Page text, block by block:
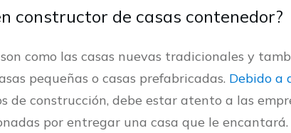
constructor de casas contenedor?
como las casas nuevas tradicionales y
pequeñas o casas prefabricadas. Debido a
de construcción, debe estar atento a las
por entregar una casa que le encantará.